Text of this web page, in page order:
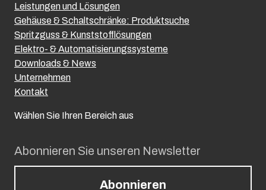
Abonnieren Sie unseren Newsletter
Abonnieren
Leistungen und Lösungen
Gehäuse & Schaltschränke: Produktsuche
Spritzguss & Kunststofflösungen
Elektro- & Automatisierungssysteme
Downloads & News
Unternehmen
Kontakt
Wählen Sie Ihren Bereich aus